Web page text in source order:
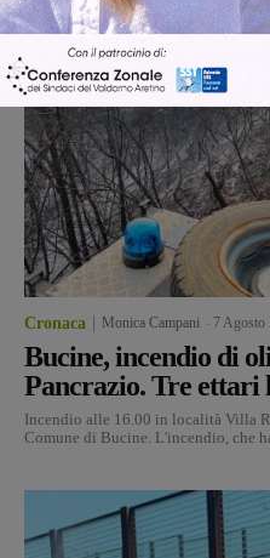
Cronaca Monica Campani 7 Agosto
Bucine, incendio di
Pancrazio. Tre ettari
Incendio alle 16.00 in località Villa
Comune di Bucine. L'incendio, che